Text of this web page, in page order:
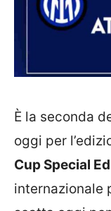
È la seconda
oggi per
Cup Special
internazionale